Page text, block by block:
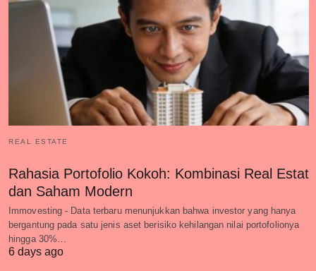
REAL ESTATE
Rahasia Portofolio Kokoh: Kombinasi Real Estat
dan Saham Modern
Immovesting - Data terbaru menunjukkan bahwa investor yang hanya
bergantung pada satu jenis aset berisiko kehilangan nilai portofolionya
hingga 30%…
6 days ago